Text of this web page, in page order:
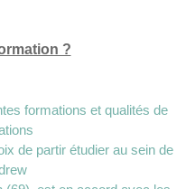
?
formations et qualités de
de partir étudier au sein de